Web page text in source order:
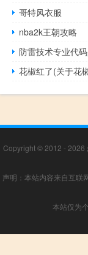
哥特风衣服
nba2k王朝攻略
防雷技术专业代
花椒红了(关于花
Copyright © 2012 - 2026
声明：本站内容来自互联
本站仅为